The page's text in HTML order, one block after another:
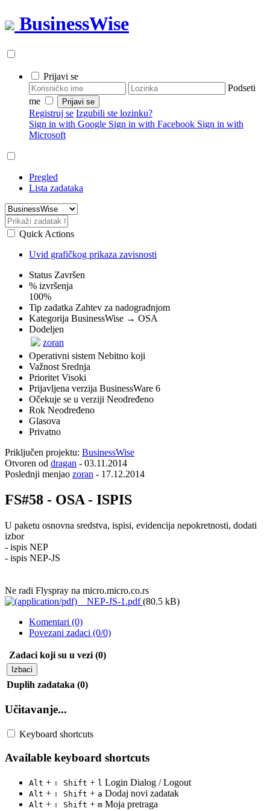
BusinessWise
Prijavi se
Podseti
me
Registruj se Izgubili ste lozinku?
Sign in with Google Sign in with Facebook Sign in with
Microsoft
Pregled
Lista zadataka
Quick Actions
Uvid grafičkog prikaza zavisnosti
Status Završen
% izvršenja
100%
Tip zadatka Zahtev za nadogradnjom
Kategorija BusinessWise → OSA
Dodeljen
zoran
Operativni sistem Nebitno koji
Važnost Srednja
Prioritet Visoki
Prijavljena verzija BusinessWare 6
Očekuje se u verziji Neodređeno
Rok Neodređeno
Glasova
Privatno
Priključen projektu: BusinessWise
Otvoren od dragan - 03.11.2014
Poslednji menjao zoran - 17.12.2014
FS#58 - OSA - ISPIS
U paketu osnovna sredstva, ispisi, evidencija nepokretnosti, dodati
izbor
- ispis NEP
- ispis NEP-JS
Ne radi Flyspray na micro.micro.co.rs
NEP-JS-1.pdf(80.5 kB)
Komentari (0)
Povezani zadaci (0/0)
Zadaci koji su u vezi (0)
Izbaci
Duplih zadataka (0)
Učitavanje...
Keyboard shortcuts
Available keyboard shortcuts
Alt + ⇧ Shift + l Login Dialog / Logout
Alt + ⇧ Shift + a Dodaj novi zadatak
Alt + ⇧ Shift + m Moja pretraga